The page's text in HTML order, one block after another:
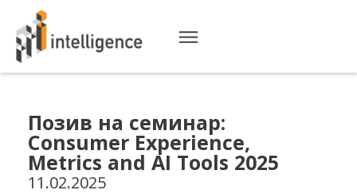
Позив на семинар:
Consumer Experience,
Metrics and AI Tools 2025
11.02.2025